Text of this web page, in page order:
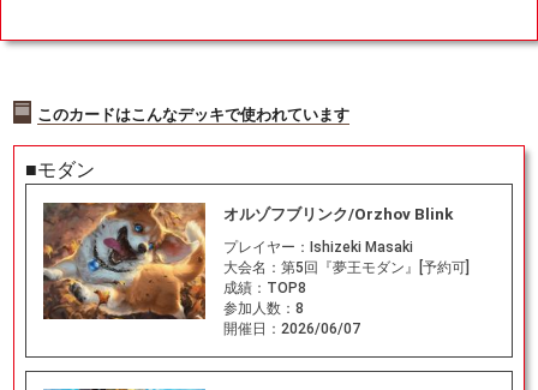
このカードはこんなデッキで使われています
■モダン
オルゾフブリンク/Orzhov Blink
プレイヤー： Ishizeki Masaki
大会名： 第5回『夢王モダン』[予約可]
成績： TOP8
参加人数： 8
開催日： 2026/06/07